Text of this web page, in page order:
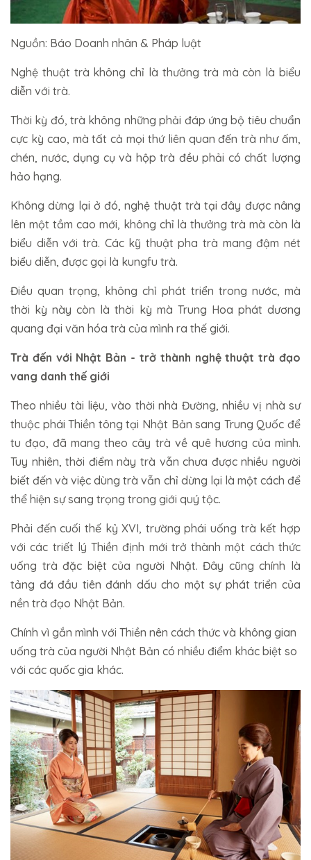
Nguồn: Báo Doanh nhân & Pháp luật
Nghệ thuật trà không chỉ là thưởng trà mà còn là biểu
diễn với trà.
Thời kỳ đó, trà không những phải đáp ứng bộ tiêu chuẩn
cực kỳ cao, mà tất cả mọi thứ liên quan đến trà như ấm,
chén, nước, dụng cụ và hộp trà đều phải có chất lượng
hảo hạng.
Không dừng lại ở đó, nghệ thuật trà tại đây được nâng
lên một tầm cao mới, không chỉ là thưởng trà mà còn là
biểu diễn với trà. Các kỹ thuật pha trà mang đậm nét
biểu diễn, được gọi là kungfu trà.
Điều quan trọng, không chỉ phát triển trong nước, mà
thời kỳ này còn là thời kỳ mà Trung Hoa phát dương
quang đại văn hóa trà của mình ra thế giới.
Trà đến với Nhật Bản - trở thành nghệ thuật trà đạo
vang danh thế giới
Theo nhiều tài liệu, vào thời nhà Đường, nhiều vị nhà sư
thuộc phái Thiền tông tại Nhật Bản sang Trung Quốc để
tu đạo, đã mang theo cây trà về quê hương của mình.
Tuy nhiên, thời điểm này trà vẫn chưa được nhiều người
biết đến và việc dùng trà vẫn chỉ dừng lại là một cách để
thể hiện sự sang trọng trong giới quý tộc.
Phải đến cuối thế kỷ XVI, trường phái uống trà kết hợp
với các triết lý Thiền định mới trở thành một cách thức
uống trà đặc biệt của người Nhật. Đây cũng chính là
tảng đá đầu tiên đánh dấu cho một sự phát triển của
nền trà đạo Nhật Bản.
Chính vì gắn mình với Thiền nên cách thức và không gian
uống trà của người Nhật Bản có nhiều điểm khác biệt so
với các quốc gia khác.